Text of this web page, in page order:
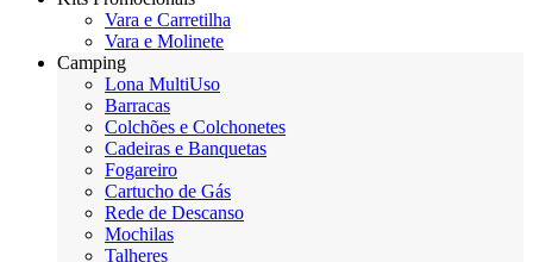
Vara e Carretilha
Vara e Molinete
Camping
Lona MultiUso
Barracas
Colchões e Colchonetes
Cadeiras e Banquetas
Fogareiro
Cartucho de Gás
Rede de Descanso
Mochilas
Talheres